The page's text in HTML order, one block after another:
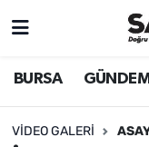
BURSA
VIDEO GALERI
ÖZEL
Hava